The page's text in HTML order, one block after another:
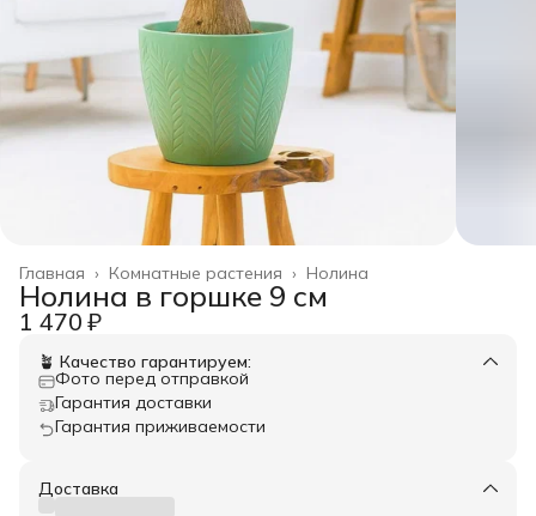
Нолина
Комнатные растения ›
Главная ›
Нолина в горшке 9 см
1 470 ₽
🪴 Качество гарантируем:
Фото перед отправкой
Гарантия доставки
Гарантия приживаемости
Доставка